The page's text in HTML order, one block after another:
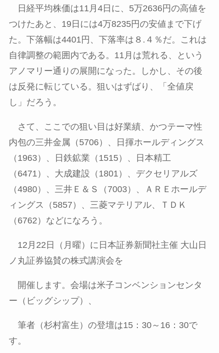
日経平均株価は11 月 4日に、 5万2636円の高値を
つけたあと、 19 日には4万8235円の安値まで下げ
た。下落幅は4401 円、下落率は８ . ４％だ。これは
自律調整の範囲内である。 11 月は荒れる、という
アノマリー通りの展開になった。しかし、その後
は反発に転じている。狙いはずばり、「全値戻
し」だろう。
さて、ここでの狙い目は好業績、かつテーマ性
内包の三井金属（ 5706）、日揮ホールディングス
（ 1963）、日鉄鉱業（ 1515）、日本精工
（ 6471 ）、大成建設（ 1801 ）、デクセリアルズ
（4980）、三井Ｅ＆Ｓ（ 7003）、ＡＲＥホールデ
ィングス（ 5857 ）、三菱マテリアル、ＴＤＫ
（ 6762 ）などになろう。
12月 22 日（月曜）に日本証券新聞社主催 大山日
ノ丸証券協賛の株式講演会を
開催します。会場は米子コンベンションセンタ
ー（ビッグシップ）、
筆者（杉村富生）の登壇は15： 30～ 16： 30で
す。